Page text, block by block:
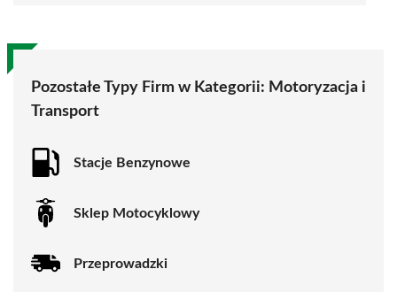
Pozostałe Typy Firm w Kategorii: Motoryzacja i
Transport
Stacje Benzynowe
Sklep Motocyklowy
Przeprowadzki